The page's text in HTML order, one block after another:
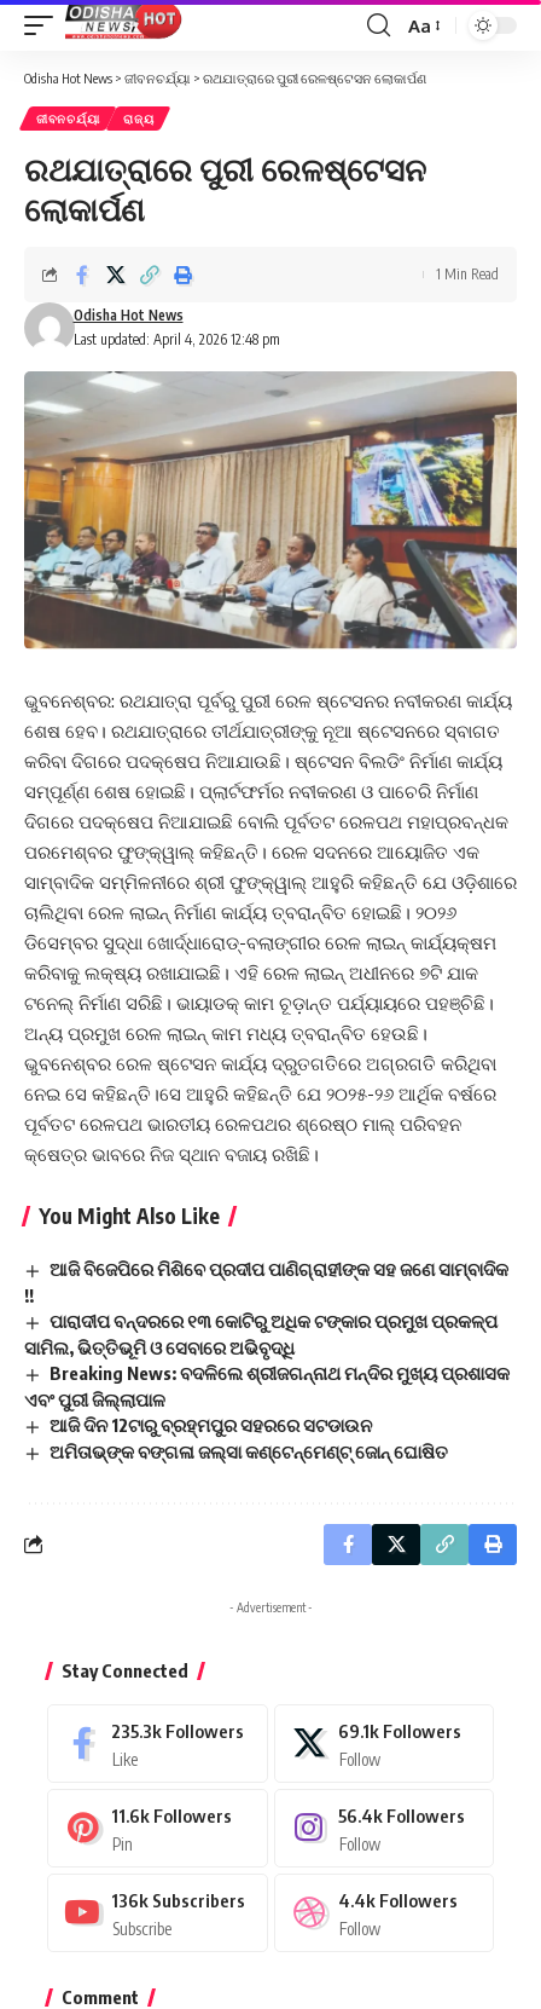
Font
Resizer
Aa
Odisha Hot News > ଜୀବନଚର୍ଯ୍ୟା > ରଥଯାତ୍ରାରେ ପୁରୀ ରେଳଷ୍ଟେସନ ଲୋକାର୍ପଣ
ଜୀବନଚର୍ଯ୍ୟା ରାଜ୍ୟ
ରଥଯାତ୍ରାରେ ପୁରୀ ରେଳଷ୍ଟେସନ
ଲୋକାର୍ପଣ
Last updated: April 4, 2026 12:48 pm
Odisha Hot News
1 Min Read
ଭୁବନେଶ୍ବର: ରଥଯାତ୍ରା ପୂର୍ବରୁ ପୁରୀ ରେଳ ଷ୍ଟେସନର ନବୀକରଣ କାର୍ଯ୍ୟ
ଶେଷ ହେବ। ରଥଯାତ୍ରାରେ ତୀର୍ଥଯାତ୍ରୀଙ୍କୁ ନୂଆ ଷ୍ଟେସନରେ ସ୍ବାଗତ
କରିବା ଦିଗରେ ପଦକ୍ଷେପ ନିଆଯାଉଛି। ଷ୍ଟେସନ ବିଲଡିଂ ନିର୍ମାଣ କାର୍ଯ୍ୟ
ସମ୍ପୂର୍ଣ୍ଣ ଶେଷ ହୋଇଛି। ପ୍ଲାର୍ଟଫର୍ମର ନବୀକରଣ ଓ ପାଚେରି ନିର୍ମାଣ
ଦିଗରେ ପଦକ୍ଷେପ ନିଆଯାଇଛି ବୋଲି ପୂର୍ବତଟ ରେଳପଥ ମହାପ୍ରବନ୍ଧକ
ପରମେଶ୍ବର ଫୁଙ୍କ୍‌ୱାଲ୍‌ କହିଛନ୍ତି। ରେଳ ସଦନରେ ଆୟୋଜିତ ଏକ
ସାମ୍ବାଦିକ ସମ୍ମିଳନୀରେ ଶ୍ରୀ ଫୁଙ୍କ୍‌ୱାଲ୍‌ ଆହୁରି କହିଛନ୍ତି ଯେ ଓଡ଼ିଶାରେ
ଚାଲିଥିବା ରେଳ ଲାଇନ୍‌ ନିର୍ମାଣ କାର୍ଯ୍ୟ ତ୍ବରାନ୍ବିତ ହୋଇଛି। ୨୦୨୬
ଡିସେମ୍ବର ସୁଦ୍ଧା ଖୋର୍ଦ୍ଧାରୋଡ୍‌-ବଲାଙ୍ଗୀର ରେଳ ଲାଇନ୍‌ କାର୍ଯ୍ୟକ୍ଷମ
କରିବାକୁ ଲକ୍ଷ୍ୟ ରଖାଯାଇଛି। ଏହି ରେଳ ଲାଇନ୍‌ ଅଧୀନରେ ୭ଟି ଯାକ
ଟନେଲ୍‌ ନିର୍ମାଣ ସରିଛି। ଭାୟାଡକ୍‌ କାମ ଚୂଡ଼ାନ୍ତ ପର୍ଯ୍ୟାୟରେ ପହଞ୍ଚିଛି।
ଅନ୍ୟ ପ୍ରମୁଖ ରେଳ ଲାଇନ୍‌ କାମ ମଧ୍ୟ ତ୍ବରାନ୍ବିତ ହେଉଛି।
ଭୁବନେଶ୍ବର ରେଳ ଷ୍ଟେସନ କାର୍ଯ୍ୟ ଦ୍ରୁତଗତିରେ ଅଗ୍ରଗତି କରିଥିବା
‌ନେଇ ସେ କହିଛନ୍ତି।ସେ ଆହୁରି କହିଛନ୍ତି ଯେ ୨୦୨୫-୨୬ ଆର୍ଥିକ ବର୍ଷରେ
ପୂର୍ବତଟ ରେଳପଥ ଭାରତୀୟ ରେଳପଥର ଶ୍ରେଷ୍ଠ ମାଲ୍‌ ପରିବହନ
କ୍ଷେତ୍ର ଭାବରେ ନିଜ ସ୍ଥାନ ବଜାୟ ରଖିଛି।
You Might Also Like
ଆଜି ବିଜେପିରେ ମିଶିବେ ପ୍ରଦୀପ ପାଣିଗ୍ରାହୀଙ୍କ ସହ ଜଣେ ସାମ୍ବାଦିକ
!!
ପାରାଦୀପ ବନ୍ଦରରେ ୧୩ କୋଟିରୁ ଅଧିକ ଟଙ୍କାର ପ୍ରମୁଖ ପ୍ରକଳ୍ପ
ସାମିଲ, ଭିତ୍ତିଭୂମି ଓ ସେବାରେ ଅଭିବୃଦ୍ଧି
Breaking News: ବଦଳିଲେ ଶ୍ରୀଜଗନ୍ନାଥ ମନ୍ଦିର ମୁଖ୍ୟ ପ୍ରଶାସକ
ଏବଂ ପୁରୀ ଜିଲ୍ଲାପାଳ
ଆଜି ଦିନ 12ଟାରୁ ବ୍ରହ୍ମପୁର ସହରରେ ସଟଡାଉନ
ଅମିତାଭ୍‌ଙ୍କ ବଙ୍ଗଳା ଜଲ୍‌ସା କଣ୍ଟେନ୍‌ମେଣ୍ଟ୍ ଜୋନ୍ ଘୋଷିତ
- Advertisement -
Stay Connected
235.3k Followers
Like
69.1k Followers
Follow
11.6k Followers
Pin
56.4k Followers
Follow
136k Subscribers
Subscribe
4.4k Followers
Follow
Comment